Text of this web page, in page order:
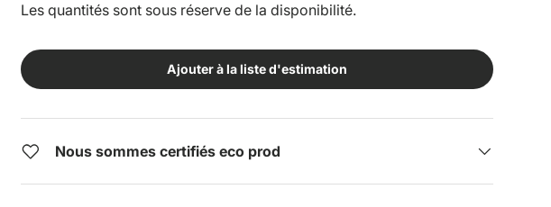
Les quantités sont sous réserve de la disponibilité.
Ajouter à la liste d'estimation
Nous sommes certifiés eco prod